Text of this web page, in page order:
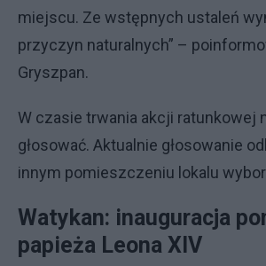
miejscu. Ze wstępnych ustaleń
przyczyn naturalnych” –
Gryszpan.
W czasie trwania akcji ratunkowej
głosować. Aktualnie głosowanie
innym pomieszczeniu lokalu
Watykan: inauguracja
papieża Leona XIV